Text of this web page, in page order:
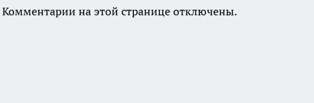
Комментарии на этой странице отключены.